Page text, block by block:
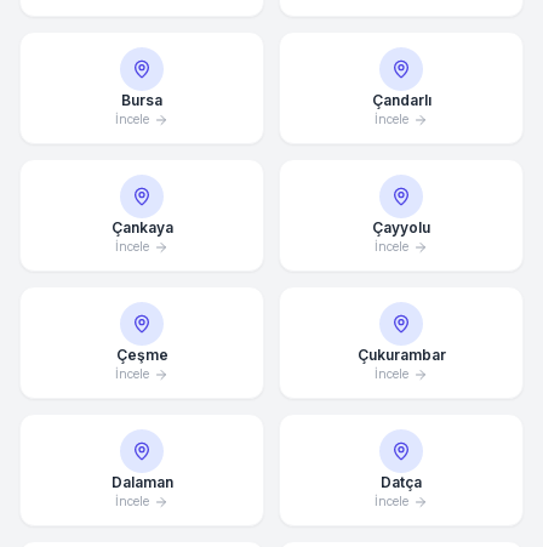
Bursa
İncele
Çandarlı
İncele
Çankaya
İncele
Çayyolu
İncele
Çeşme
İncele
Çukurambar
İncele
Dalaman
İncele
Datça
İncele